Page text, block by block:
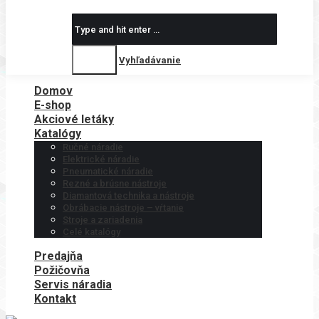
Search:
Vyhľadávanie
Domov
E-shop
Akciové letáky
Katalógy
Ručné náradie
Elektrické náradie
Pneumatické náradie
Rezné a brúsne nástroje
Diamantová technika a nástroje
Obrábacie nástroje – vŕtanie
Stroje a zariadenia
Celé katalógy
Predajňa
Požičovňa
Servis náradia
Kontakt